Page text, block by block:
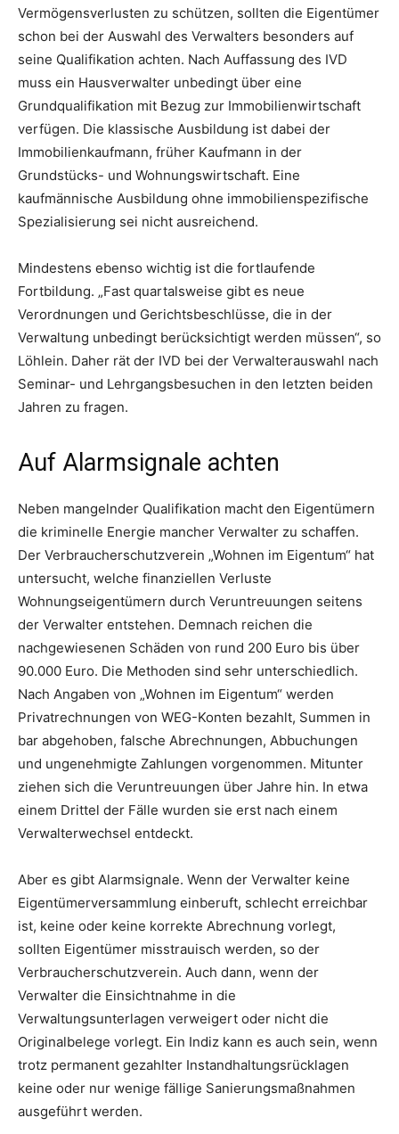
Vermögensverlusten zu schützen, sollten die Eigentümer
schon bei der Auswahl des Verwalters besonders auf
seine Qualifikation achten. Nach Auffassung des IVD
muss ein Hausverwalter unbedingt über eine
Grundqualifikation mit Bezug zur Immobilienwirtschaft
verfügen. Die klassische Ausbildung ist dabei der
Immobilienkaufmann, früher Kaufmann in der
Grundstücks- und Wohnungswirtschaft. Eine
kaufmännische Ausbildung ohne immobilienspezifische
Spezialisierung sei nicht ausreichend.
Mindestens ebenso wichtig ist die fortlaufende
Fortbildung. „Fast quartalsweise gibt es neue
Verordnungen und Gerichtsbeschlüsse, die in der
Verwaltung unbedingt berücksichtigt werden müssen“, so
Löhlein. Daher rät der IVD bei der Verwalterauswahl nach
Seminar- und Lehrgangsbesuchen in den letzten beiden
Jahren zu fragen.
Auf Alarmsignale achten
Neben mangelnder Qualifikation macht den Eigentümern
die kriminelle Energie mancher Verwalter zu schaffen.
Der Verbraucherschutzverein „Wohnen im Eigentum“ hat
untersucht, welche finanziellen Verluste
Wohnungseigentümern durch Veruntreuungen seitens
der Verwalter entstehen. Demnach reichen die
nachgewiesenen Schäden von rund 200 Euro bis über
90.000 Euro. Die Methoden sind sehr unterschiedlich.
Nach Angaben von „Wohnen im Eigentum“ werden
Privatrechnungen von WEG-Konten bezahlt, Summen in
bar abgehoben, falsche Abrechnungen, Abbuchungen
und ungenehmigte Zahlungen vorgenommen. Mitunter
ziehen sich die Veruntreuungen über Jahre hin. In etwa
einem Drittel der Fälle wurden sie erst nach einem
Verwalterwechsel entdeckt.
Aber es gibt Alarmsignale. Wenn der Verwalter keine
Eigentümerversammlung einberuft, schlecht erreichbar
ist, keine oder keine korrekte Abrechnung vorlegt,
sollten Eigentümer misstrauisch werden, so der
Verbraucherschutzverein. Auch dann, wenn der
Verwalter die Einsichtnahme in die
Verwaltungsunterlagen verweigert oder nicht die
Originalbelege vorlegt. Ein Indiz kann es auch sein, wenn
trotz permanent gezahlter Instandhaltungsrücklagen
keine oder nur wenige fällige Sanierungsmaßnahmen
ausgeführt werden.